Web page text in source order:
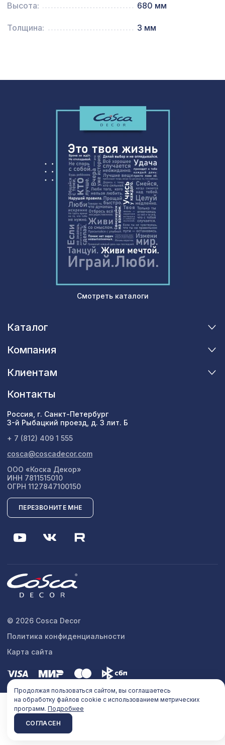
Высота: 680 мм
Толщина: 3 мм
Смотреть каталоги
Каталог
Компания
Клиентам
Контакты
Россия, г. Санкт-Петербург
3-й Рыбацкий проезд, д. 3 лит. Б
+ 7 (812) 409 1 555
cosca@coscadecor.com
ООО «Коска Декор»
ИНН 7811515010
ОГРН 1127847100150
ПЕРЕЗВОНИТЕ МНЕ
© 2026 Cosca Decor
Политика конфиденциальности
Карта сайта
Продолжая пользоваться сайтом, вы соглашаетесь
на обработку файлов cookie с использованием метрических
программ. Подробнее
СОГЛАСЕН